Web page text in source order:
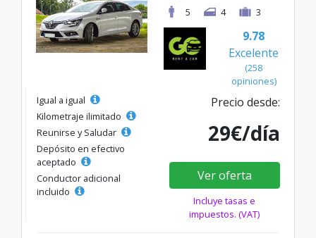
5
4 3
9.78
Excelente
(258
opiniones)
Igual a igual
Kilometraje ilimitado
Reunirse y Saludar
Depósito en efectivo
aceptado
Conductor adicional
incluido
Precio desde:
29€/día
Ver oferta
Incluye tasas e
impuestos. (VAT)